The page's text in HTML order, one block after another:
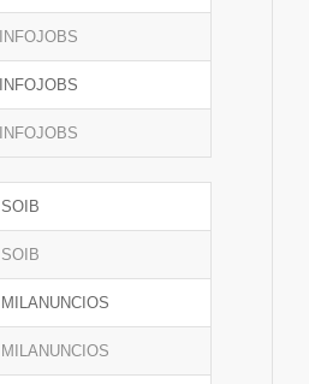
INFOJOBS
INFOJOBS
INFOJOBS
SOIB
SOIB
MILANUNCIOS
MILANUNCIOS